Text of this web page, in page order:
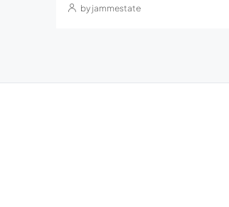
by jammestate